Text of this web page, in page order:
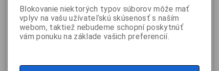
Blokovanie niektorých typov súborov môže mať
vplyv na vašu užívateľskú skúsenosť s naším
webom, taktiež nebudeme schopní poskytnúť
vám ponuku na základe vašich preferencií.